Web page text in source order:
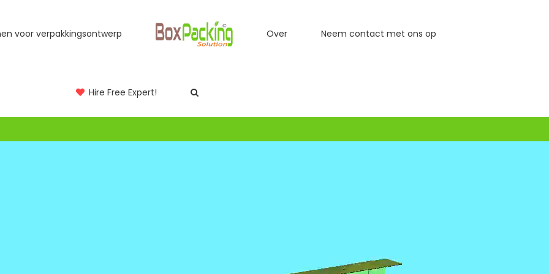
voor verpakkingsontwerp Over Neem contact met ons op
Hire Free Expert!